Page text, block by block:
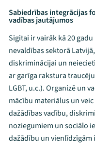
Sabiedrības integrācijas
vadības jautājumos
Sigitai ir vairāk kā 20
nevaldības sektorā
diskriminācijai un
ar garīga rakstura
LGBT, u.c.). Organizē un
mācību materiālus un
dažādības vadību,
noziegumiem un sociālo
dažādību un vienlīdzīgām